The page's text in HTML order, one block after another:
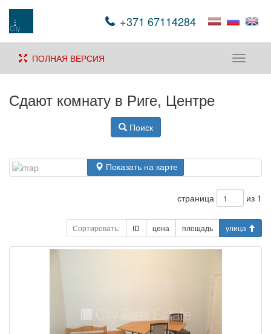
+371 67114284
Toggle
ПОЛНАЯ ВЕРСИЯ
Сдают комнату в Риге, Центре
Поиск
Показать на карте
страница из 1
Сортировать: ID цена площадь улица